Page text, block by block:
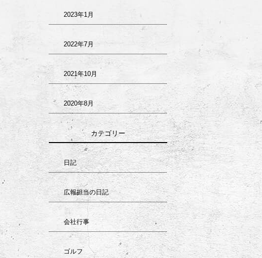
2023年1月
2022年7月
2021年10月
2020年8月
カテゴリー
日記
広報担当の日記
会社行事
ゴルフ